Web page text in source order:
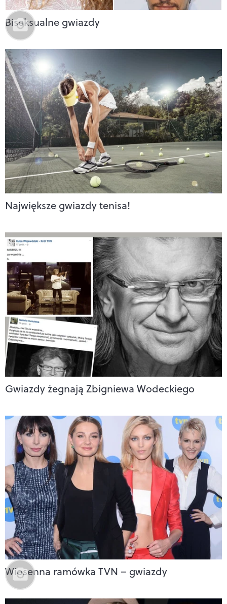
Biseksualne gwiazdy
Największe gwiazdy tenisa!
Gwiazdy żegnają Zbigniewa Wodeckiego
Wiosenna ramówka TVN – gwiazdy